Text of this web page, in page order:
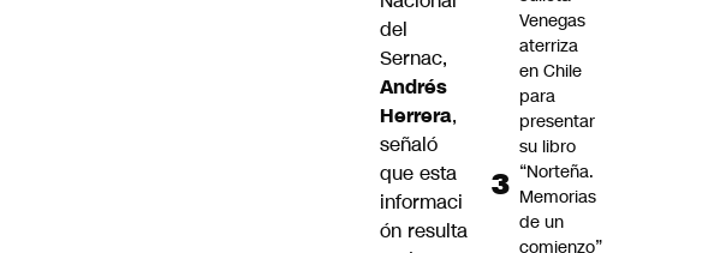
del
Sernac,
Andrés
Herrera,
señaló
que esta
informaci
ón resulta
Venegas
aterriza
en Chile
para
presentar
su libro
“Norteña.
Memorias
de un
comienzo”